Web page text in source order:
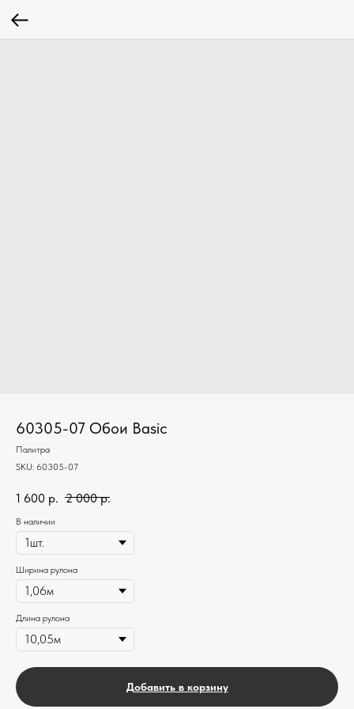
60305-07 Обои Basic
Палитра
SKU: 60305-07
1 600 р. 2 000 р.
В наличии
Ширина рулона
Длина рулона
Добавить в корзину